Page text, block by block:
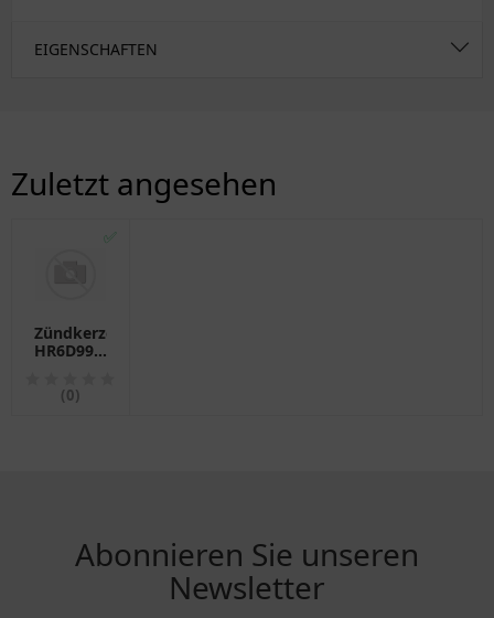
EIGENSCHAFTEN
Zuletzt angesehen
✅
Zündkerze
HR6D9933V
(0)
Abonnieren Sie unseren
Newsletter